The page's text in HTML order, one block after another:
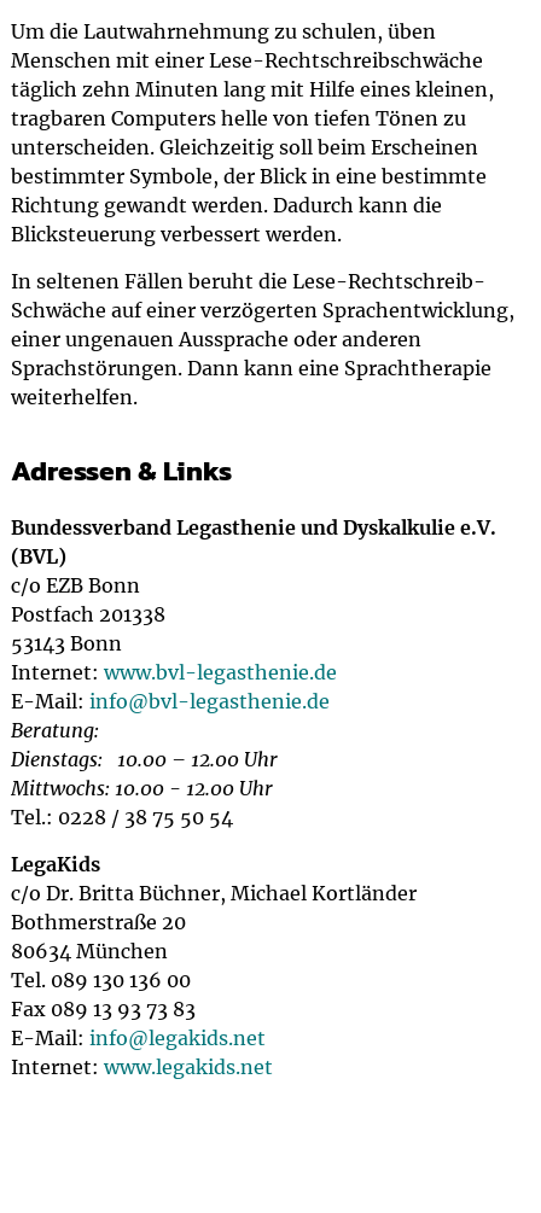
Um die Lautwahrnehmung zu schulen, üben
Menschen mit einer Lese-Rechtschreibschwäche
täglich zehn Minuten lang mit Hilfe eines kleinen,
tragbaren Computers helle von tiefen Tönen zu
unterscheiden. Gleichzeitig soll beim Erscheinen
bestimmter Symbole, der Blick in eine bestimmte
Richtung gewandt werden. Dadurch kann die
Blicksteuerung verbessert werden.
In seltenen Fällen beruht die Lese-Rechtschreib-
Schwäche auf einer verzögerten Sprachentwicklung,
einer ungenauen Aussprache oder anderen
Sprachstörungen. Dann kann eine Sprachtherapie
weiterhelfen.
Adressen & Links
Bundessverband Legasthenie und Dyskalkulie e.V.
(BVL)
c/o EZB Bonn
Postfach 201338
53143 Bonn
Internet:www.bvl-legasthenie.de
E-Mail: info@bvl-legasthenie.de
Beratung:
Dienstags: 10.00 – 12.00 Uhr
Mittwochs: 10.00 - 12.00 Uhr
Tel.: 0228 / 38 75 50 54
LegaKids
c/o Dr. Britta Büchner, Michael Kortländer
Bothmerstraße 20
80634 München
Tel. 089 130 136 00
Fax 089 13 93 73 83
E-Mail: info@legakids.net
Internet:www.legakids.net